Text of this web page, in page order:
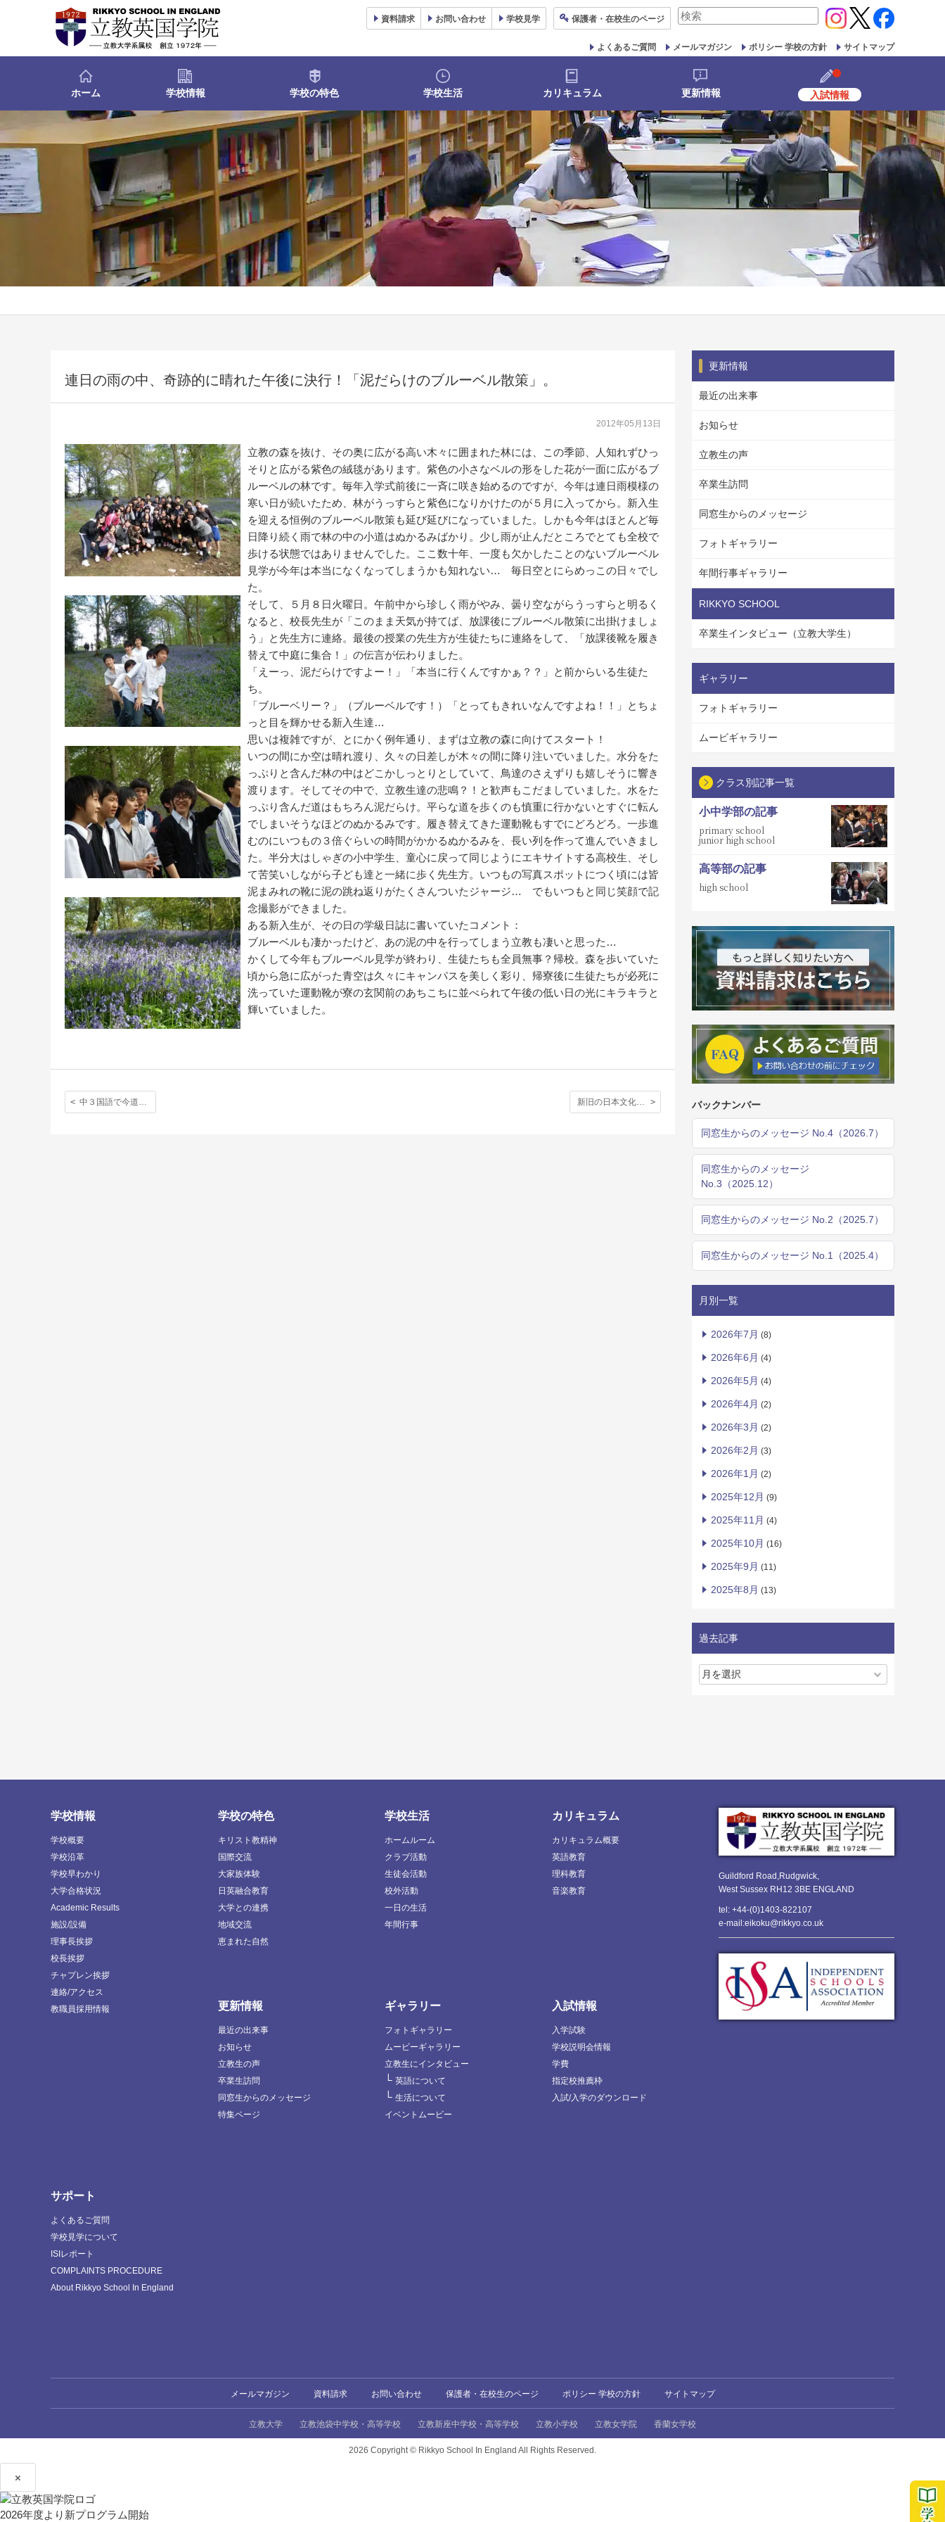
資料請求 お問い合わせ 学校見学 保護者 ・在校生のページ
検
対
象:
よくあるご質問 メールマガジン ポリシー 学校の方針 サイトマップ
ホーム 学校情報 学校の特色 学校生活 カリキュラム 更新情報 入試情報
連日の雨の中、奇跡的に晴れた午後に決行！「泥だらけのブルーベル散策」。
2012年05月13日
立教の森を抜け、その奥に広がる高い木々に囲まれた林には、この季節、人知れずひっ
そりと広がる紫色の絨毯があります。紫色の小さなベルの形をした花が一面に広がるブ
ルーベルの林です。毎年入学式前後に一斉に咲き始めるのですが、今年は連日雨模様の
寒い日が続いたため、林がうっすらと紫色になりかけたのが５月に入ってから。新入生
を迎える恒例のブルーベル散策も延び延びになっていました。しかも今年はほとんど毎
日降り続く雨で林の中の小道はぬかるみばかり。少し雨が止んだところでとても全校で
歩ける状態ではありませんでした。ここ数十年、一度も欠かしたことのないブルーベル
見学が今年は本当になくなってしまうかも知れない… 毎日空とにらめっこの日々でし
た。
そして、５月８日火曜日。午前中から珍しく雨がやみ、曇り空ながらうっすらと明るく
なると、校長先生が「このまま天気が持てば、放課後にブルーベル散策に出掛けましょ
う」と先生方に連絡。最後の授業の先生方が生徒たちに連絡をして、「放課後靴を履き
替えて中庭に集合！」の伝言が伝わりました。
「えーっ、泥だらけですよー！」「本当に行くんですかぁ？？」と前からいる生徒た
ち。
「ブルーベリー？」（ブルーベルです！）「とってもきれいなんですよね！！」とちょ
っと目を輝かせる新入生達…
思いは複雑ですが、とにかく例年通り、まずは立教の森に向けてスタート！
いつの間にか空は晴れ渡り、久々の日差しが木々の間に降り注いでいました。水分をた
っぷりと含んだ林の中はどこかしっとりとしていて、鳥達のさえずりも嬉しそうに響き
渡ります。そしてその中で、立教生達の悲鳴？！と歓声もこだましていました。水をた
っぷり含んだ道はもちろん泥だらけ。平らな道を歩くのも慎重に行かないとすぐに転ん
でしまいそうなほどのぬかるみです。履き替えてきた運動靴もすでにどろどろ。一歩進
むのにいつもの３倍ぐらいの時間がかかるぬかるみを、長い列を作って進んでいきまし
た。半分大はしゃぎの小中学生、童心に戻って同じようにエキサイトする高校生、そし
て苦笑いしながら子ども達と一緒に歩く先生方。いつもの写真スポットにつく頃には皆
泥まみれの靴に泥の跳ね返りがたくさんついたジャージ… でもいつもと同じ笑顔で記
念撮影ができました。
ある新入生が、その日の学級日誌に書いていたコメント：
ブルーベルも凄かったけど、あの泥の中を行ってしまう立教も凄いと思った…
かくして今年もブルーベル見学が終わり、生徒たちも全員無事？帰校。森を歩いていた
頃から急に広がった青空は久々にキャンパスを美しく彩り、帰寮後に生徒たちが必死に
洗っていた運動靴が寮の玄関前のあちこちに並べられて午後の低い日の光にキラキラと
輝いていました。
中３国語で今道友信氏の「温かいスープ｣を読んで国際性とは何かを考えました。ー第６回 新旧の日本文化を余すところなくイギリス人に伝えよう！やる気満々の立教生がJapanese Eveningで大活躍。
更新情報
最近の出来事
お知らせ
立教生の声
卒業生訪問
同窓生からのメッセージ
フォトギャラリー
年間行事ギャラリー
RIKKYO SCHOOL
卒業生インタビュー（立教大学生）
ギャラリー
フォトギャラリー
ムービギャラリー
クラス別記事一覧
小中学部の記事
primary school
junior high school
高等部の記事
high school
バックナンバー
同窓生からのメッセージ No.4（2026.7）
同窓生からのメッセージ
No.3（2025.12）
同窓生からのメッセージ No.2（2025.7）
同窓生からのメッセージ No.1（2025.4）
月別一覧
2026年7月 (8)
2026年6月 (4)
2026年5月 (4)
2026年4月 (2)
2026年3月 (2)
2026年2月 (3)
2026年1月 (2)
2025年12月 (9)
2025年11月 (4)
2025年10月 (16)
2025年9月 (11)
2025年8月 (13)
過去記事
Guildford Road,Rudgwick,
West Sussex RH12 3BE ENGLAND
tel: +44-(0)1403-822107
e-mail:eikoku@rikkyo.co.uk
学校情報
学校概要
学校沿革
学校早わかり
大学合格状況
Academic Results
施設/設備
理事長挨拶
校長挨拶
チャプレン挨拶
連絡/アクセス
教職員採用情報
学校の特色
キリスト教精神
国際交流
大家族体験
日英融合教育
大学との連携
地域交流
恵まれた自然
学校生活
ホームルーム
クラブ活動
生徒会活動
校外活動
一日の生活
年間行事
カリキュラム
カリキュラム概要
英語教育
理科教育
音楽教育
更新情報
最近の出来事
お知らせ
立教生の声
卒業生訪問
同窓生からのメッセージ
特集ページ
ギャラリー
フォトギャラリー
ムービーギャラリー
立教生にインタビュー
└ 英語について
└ 生活について
イベントムービー
入試情報
入学試験
学校説明会情報
学費
指定校推薦枠
入試/入学のダウンロード
サポート
よくあるご質問
学校見学について
ISIレポート
COMPLAINTS PROCEDURE
About Rikkyo School In England
メールマガジン 資料請求 お問い合わせ 保護者・在校生のページ ポリシー 学校の方針 サイトマップ
立教大学 立教池袋中学校・高等学校 立教新座中学校・高等学校 立教小学校 立教女学院 香蘭女学校
2026 Copyright © Rikkyo School In England All Rights Reserved.
×
2026年度より新プログラム開始